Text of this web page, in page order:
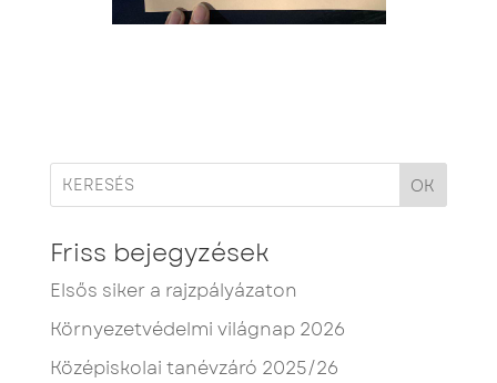
OK
Friss bejegyzések
Elsős siker a rajzpályázaton
Környezetvédelmi világnap 2026
Középiskolai tanévzáró 2025/26